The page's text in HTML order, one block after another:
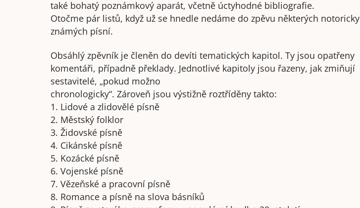
také bohatý poznámkový aparát, včetně úctyhodné bibliografie.
Otočme pár listů, když už se hnedle nedáme do zpěvu některých notoricky
známých písní.
Obsáhlý zpěvník je členěn do devíti tematických kapitol. Ty jsou opatřeny
komentáři, případně překlady. Jednotlivé kapitoly jsou řazeny, jak zmiňují
sestavitelé, „pokud možno
chronologicky“. Zároveň jsou výstižně roztříděny takto:
1. Lidové a zlidovělé písně
2. Městský folklor
3. Židovské písně
4. Cikánské písně
5. Kozácké písně
6. Vojenské písně
7. Vězeňské a pracovní písně
8. Romance a písně na slova básníků